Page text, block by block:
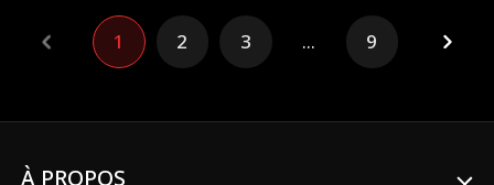
concentrant sur sa carrière. Finalement, elle
devient belle et réussie, tandis que son mari
général, maintenant insécurisé, implore son
attention...
1 2 3 ... 9
À PROPOS